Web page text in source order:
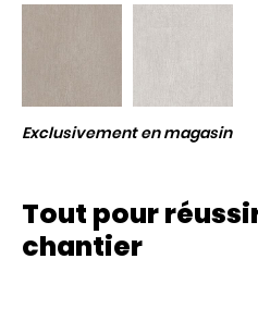
Exclusivement en magasin
Tout pour
chantier